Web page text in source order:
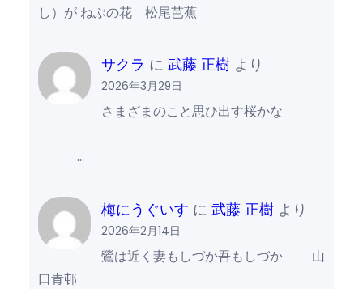
し）が ねぶの花 松尾芭蕉
サクラ に武藤 正樹 より
2026年3月29日
さまざまのこと思ひ出す桜かな
…
梅にうぐいす に武藤 正樹 より
2026年2月14日
鶯は近く妻もしづか吾もしづか 山
口青邨